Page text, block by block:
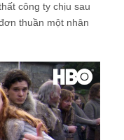
công ty chịu sau
thuần một nhân